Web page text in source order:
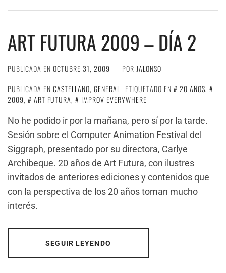
ART FUTURA 2009 – DÍA 2
PUBLICADA EN OCTUBRE 31, 2009 POR JALONSO
PUBLICADA EN CASTELLANO, GENERAL ETIQUETADO EN 20 AÑOS,
2009, ART FUTURA,
IMPROV EVERYWHERE
No he podido ir por la mañana, pero sí por la tarde.
Sesión sobre el Computer Animation Festival del
Siggraph, presentado por su directora, Carlye
Archibeque. 20 años de Art Futura, con ilustres
invitados de anteriores ediciones y contenidos que
con la perspectiva de los 20 años toman mucho
interés.
SEGUIR LEYENDO